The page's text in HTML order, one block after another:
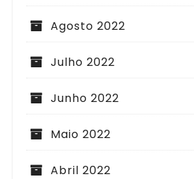
Agosto 2022
Julho 2022
Junho 2022
Maio 2022
Abril 2022